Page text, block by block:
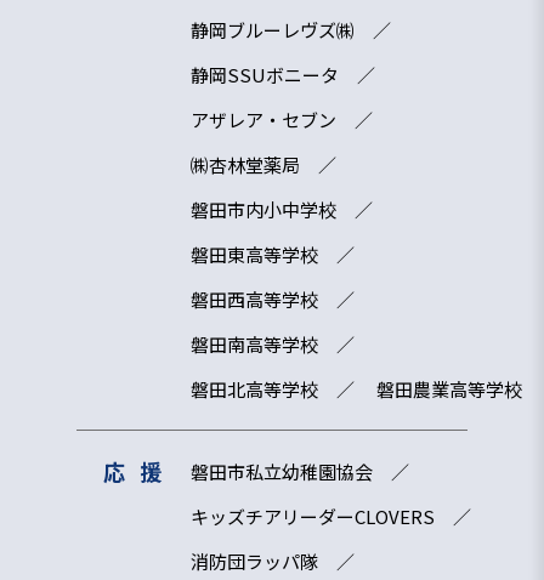
静岡ブルーレヴズ㈱
静岡SSUボニータ
アザレア・セブン
㈱杏林堂薬局
磐田市内小中学校
磐田東高等学校
磐田西高等学校
磐田南高等学校
磐田北高等学校
磐田農業高等学校
応援
磐田市私立幼稚園協会
キッズチアリーダーCLOVERS
消防団ラッパ隊